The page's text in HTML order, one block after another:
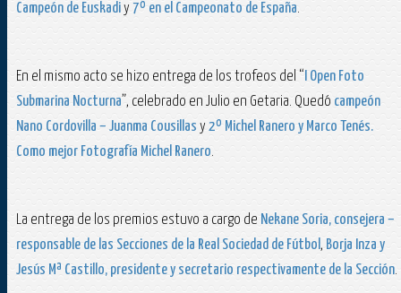
Campeón de Euskadiy7º en el Campeonato de España.
En el mismo acto se hizo entrega de los trofeos del “ I Open Foto
Submarina Nocturna”, celebrado en Julio en Getaria. Quedó campeón
Nano Cordovilla – Juanma Cousillas y2º Michel Ranero y Marco Tenés.
Como mejor Fotografía Michel Ranero.
La entrega de los premios estuvo a cargo de Nekane Soria, consejera –
responsable de las Secciones de la Real Sociedad de Fútbol , Borja Inza y
Jesús Mª Castillo, presidente y secretario respectivamente de la Sección.